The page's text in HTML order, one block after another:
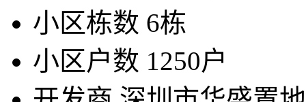
小区栋数 6栋
小区户数 1250户